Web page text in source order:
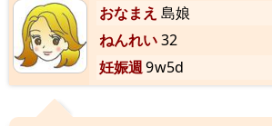
おなまえ 島娘
ねんれい32
妊娠週9w5d